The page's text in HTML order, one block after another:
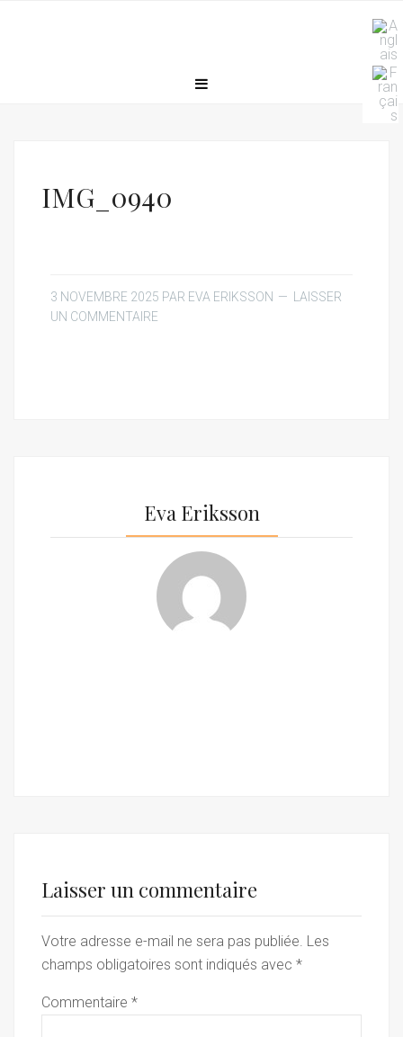
IMG_0940
3 NOVEMBRE 2025 PAR EVA ERIKSSON
LAISSER
UN COMMENTAIRE
Eva Eriksson
Laisser un commentaire
Votre adresse e-mail ne sera pas publiée. Les
champs obligatoires sont indiqués avec *
Commentaire *